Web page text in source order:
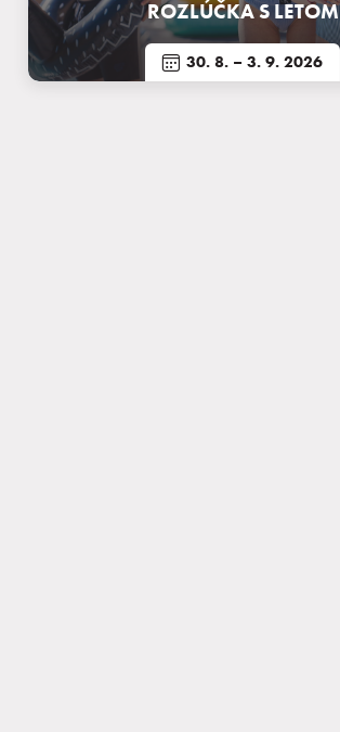
ROZLÚČKA S LETOM
30. 8. – 3. 9. 2026